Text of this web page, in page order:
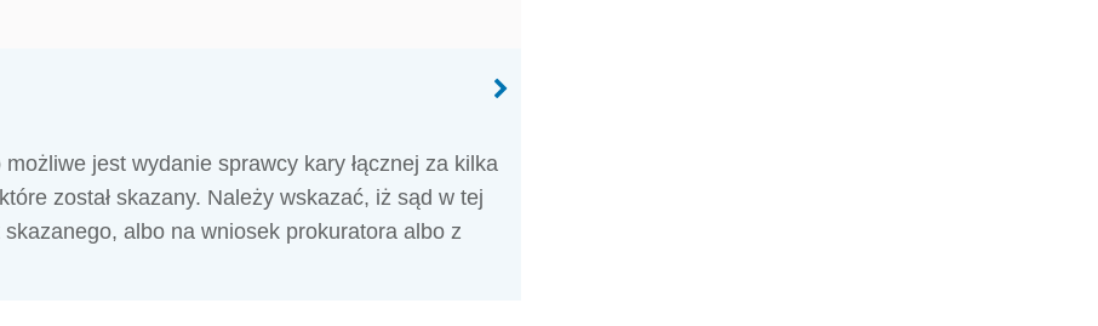
jest wydanie sprawcy kary łącznej za kilka
został skazany. Należy wskazać, iż sąd w tej
albo na wniosek prokuratora albo z